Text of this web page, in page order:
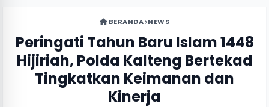
BERANDA NEWS
Peringati Tahun Baru Islam 1448
Hijiriah, Polda Kalteng Bertekad
Tingkatkan Keimanan dan
Kinerja